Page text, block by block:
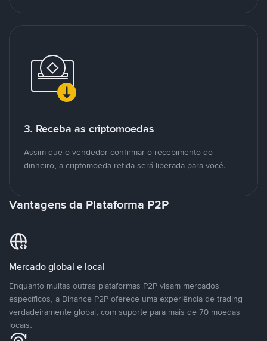
3. Receba as criptomoedas
Assim que o vendedor confirmar o recebimento do
dinheiro, a criptomoeda retida será liberada para você.
Vantagens da Plataforma P2P
Mercado global e local
Enquanto muitas outras plataformas P2P visam mercados
específicos, a Binance P2P oferece uma experiência de trading
verdadeiramente global, com suporte para mais de 70 moedas
locais.